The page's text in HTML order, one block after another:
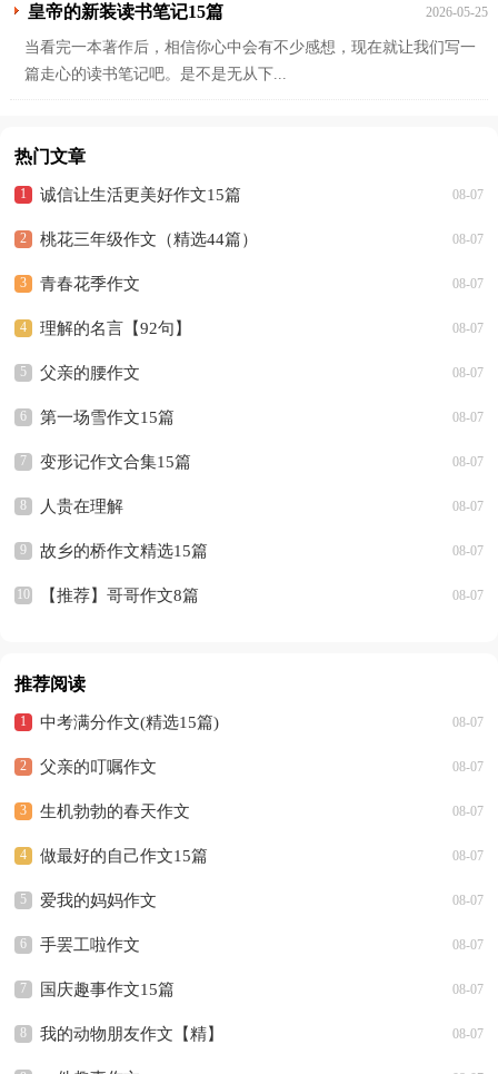
皇帝的新装读书笔记15篇 2026-05-25
当看完一本著作后，相信你心中会有不少感想，现在就让我们写一
篇走心的读书笔记吧。是不是无从下...
热门文章
诚信让生活更美好作文15篇 08-07
桃花三年级作文（精选44篇） 08-07
青春花季作文 08-07
理解的名言【92句】 08-07
父亲的腰作文 08-07
第一场雪作文15篇 08-07
变形记作文合集15篇 08-07
人贵在理解 08-07
故乡的桥作文精选15篇 08-07
【推荐】哥哥作文8篇 08-07
推荐阅读
中考满分作文(精选15篇) 08-07
父亲的叮嘱作文 08-07
生机勃勃的春天作文 08-07
做最好的自己作文15篇 08-07
爱我的妈妈作文 08-07
手罢工啦作文 08-07
国庆趣事作文15篇 08-07
我的动物朋友作文【精】 08-07